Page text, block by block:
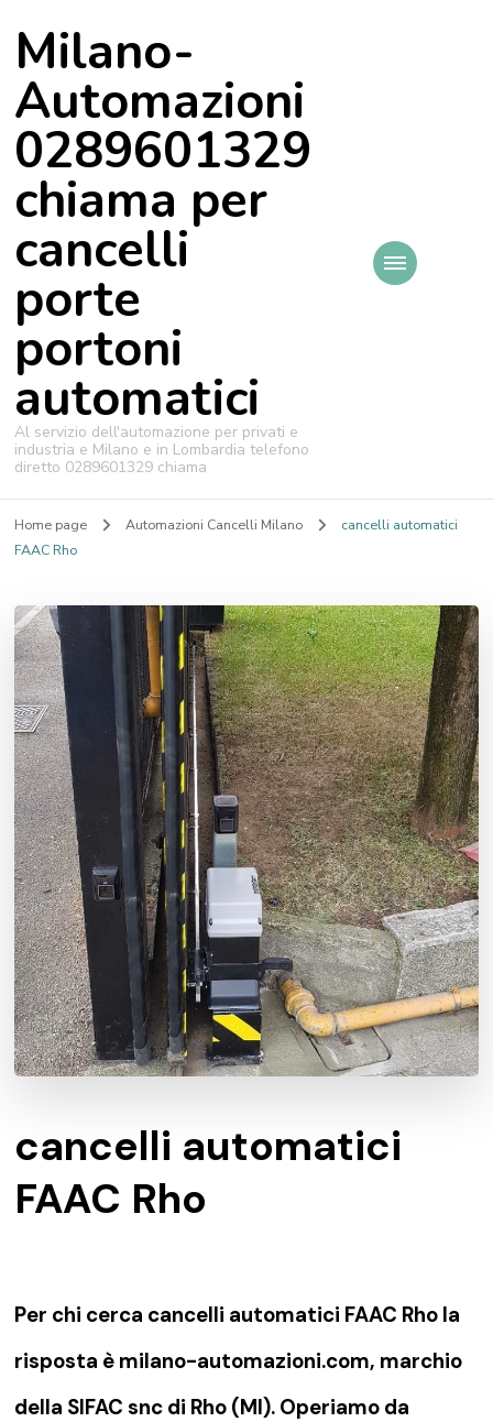
Milano-
Automazioni
0289601329
chiama per
cancelli
porte
portoni
automatici
Al servizio dell'automazione per privati e
industria e Milano e in Lombardia telefono
diretto 0289601329 chiama
Home page Automazioni Cancelli Milano
cancelli automatici
FAAC Rho
cancelli automatici
FAAC Rho
Per chi cerca cancelli automatici FAAC Rho la
risposta è milano-automazioni.com, marchio
della SIFAC snc di Rho (MI). Operiamo da